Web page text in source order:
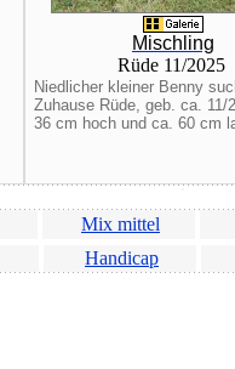
Mischling
Rüde 11/2025
Niedlicher kleiner Benny
Zuhause Rüde, geb. ca. 11/
36 cm hoch und ca. 60 cm
Mix mittel
Handicap